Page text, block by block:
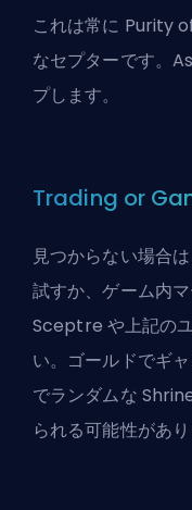
これは常に Purity
なセプターです。
プします。
Trading or
見つからない場合
試すか、ゲーム内
Sceptre や上記の
い。ゴールドでギ
でランダムな
られる可能性があり